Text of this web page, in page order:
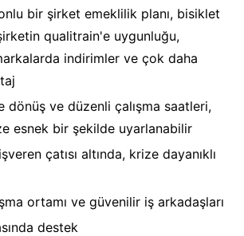
bir şirket emeklilik planı, bisiklet
qualitrain'e uygunluğu,
indirimler ve çok daha
dönüş ve düzenli çalışma saatleri,
esnek bir şekilde uyarlanabilir
çatısı altında, krize dayanıklı
ortamı ve güvenilir iş arkadaşları
destek